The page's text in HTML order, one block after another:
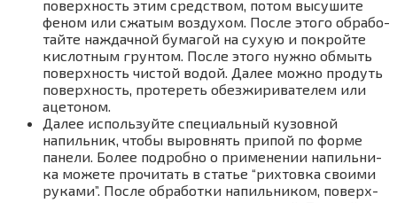
поверх­ность этим сред­ством, потом высу­ши­те
феном или сжа­тым воз­ду­хом. После это­го обра­бо­
тай­те наждач­ной бума­гой на сухую и покрой­те
кис­лот­ным грун­том. После это­го нуж­но обмыть
поверх­ность чистой водой. Далее мож­но про­дуть
поверх­ность, про­те­реть обез­жи­ри­ва­те­лем или
аце­то­ном.
Далее исполь­зуй­те спе­ци­аль­ный кузов­ной
напиль­ник, что­бы выров­нять при­пой по фор­ме
пане­ли. Более подроб­но о при­ме­не­нии напиль­ни­
ка може­те про­чи­тать в ста­тье “рих­тов­ка сво­и­ми
рука­ми”. После обра­бот­ки напиль­ни­ком, поверх­